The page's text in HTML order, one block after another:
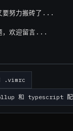
要努力搬砖了...
，欢迎留言...
.vimrc
和 typescript 配